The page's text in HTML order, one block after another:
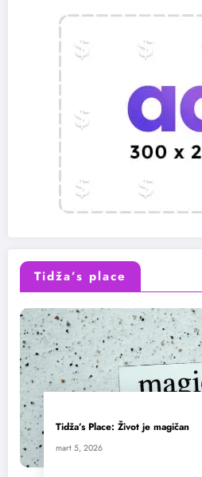
Tidža’s place
Tidža’s Place: Život je magičan
mart 5, 2026